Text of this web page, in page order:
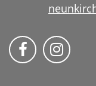
Bistum